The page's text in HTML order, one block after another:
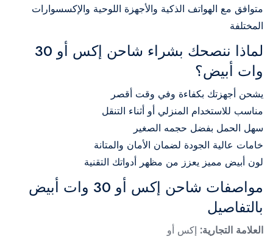
متوافق مع الهواتف الذكية والأجهزة اللوحية والإكسسوارات
المختلفة
لماذا ننصحك بشراء شاحن إكس أو 30
وات أبيض؟
يشحن أجهزتك بكفاءة وفي وقت أقصر
مناسب للاستخدام المنزلي أو أثناء التنقل
سهل الحمل بفضل حجمه الصغير
خامات عالية الجودة لضمان الأمان والمتانة
لون أبيض مميز يعزز من مظهر أدواتك التقنية
مواصفات شاحن إكس أو 30 وات أبيض
بالتفاصيل
العلامة التجارية: إكس أو